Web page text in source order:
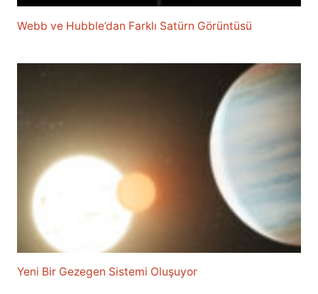
Webb ve Hubble’dan Farklı Satürn Görüntüsü
Yeni Bir Gezegen Sistemi Oluşuyor